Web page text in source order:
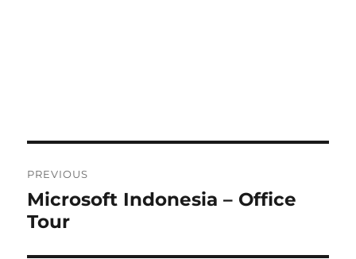
navigation
PREVIOUS
Previous
post:
Microsoft Indonesia – Office
Tour